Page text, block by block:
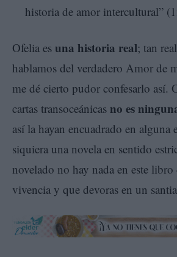
historia de amor intercultural”
Ofelia es una historia real; tan
hablamos del verdadero Amor de
me dé cierto pudor confesarlo así.
cartas transoceánicas no es
así la hayan encuadrado en alguna
siquiera una novela en sentido
novelado no hay nada en este libro
vivencia y que devoras en un